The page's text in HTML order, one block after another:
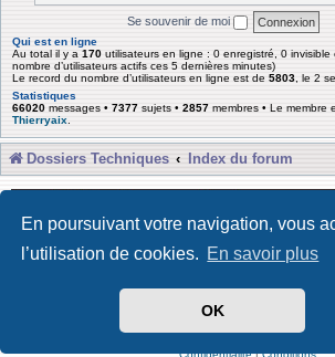
En poursuivant votre navigation, vous
l’utilisation de cookies. En savoir plus
OK
Se souvenir de moi
Qui est en ligne
Au total il y a 170 utilisateurs en ligne : 0 enregistré, 0 invisible
nombre d’utilisateurs actifs ces 5 dernières minutes)
Le record du nombre d’utilisateurs en ligne est de 5803 , le 2
Statistiques
66020 messages • 7377 sujets • 2857 membres • Le membre
Thierryaix
Dossiers Techniques Index du forum
Développé par Forum Software © phpBB
Traduit par phpBB-fr
Confidentialité|Conditions